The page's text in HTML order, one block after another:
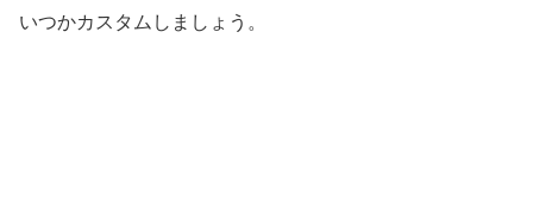
いつかカスタムしましょう。